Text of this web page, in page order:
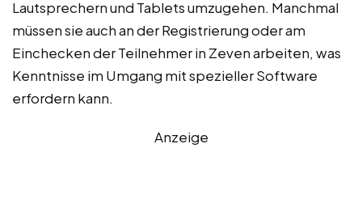
Lautsprechern und Tablets umzugehen. Manchmal
müssen sie auch an der Registrierung oder am
Einchecken der Teilnehmer in Zeven arbeiten, was
Kenntnisse im Umgang mit spezieller Software
erfordern kann.
Anzeige